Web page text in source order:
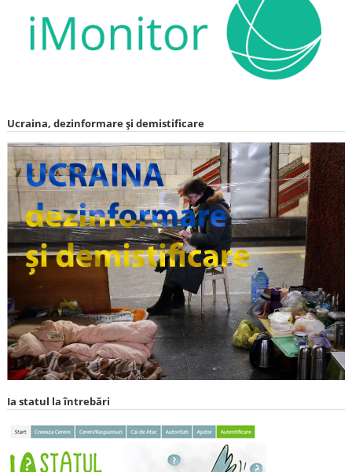
Ucraina, dezinformare și demistificare
Ia statul la întrebări